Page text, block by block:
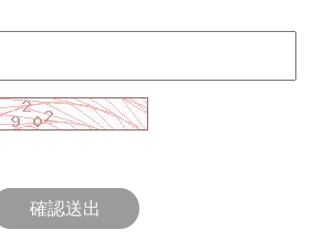
確認送出